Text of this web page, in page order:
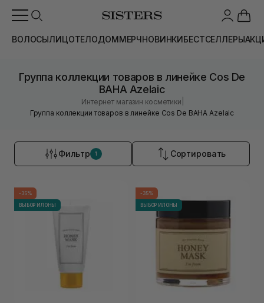
ВОЛОСЫЛИЦОТЕЛОДОММЕРЧНОВИНКИБЕСТСЕЛЛЕРЫ
Группа коллекции товаров в линейке Cos De
BAHA Azelaic
Интернет магазин косметики
Группа коллекции товаров в линейке Cos De BAHA Azelaic
Фильтр 1 Сортировать
-35%
ВЫБОР ИЛОНЫ
-35%
ВЫБОР ИЛОНЫ